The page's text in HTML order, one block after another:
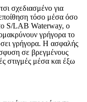
σχεδιασμένο για
τόσο μέσα όσο
S/LAB Waterway, ο
γρήγορα το
γρήγορα. Η ασφαλής
σε βρεγμένους
στιγμές μέσα και έξω